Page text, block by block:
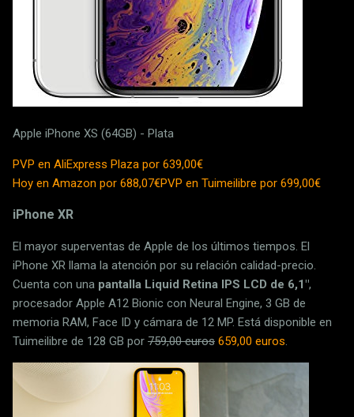
Apple iPhone XS (64GB) - Plata
PVP en AliExpress Plaza por 639,00€
Hoy en Amazon por 688,07€PVP en Tuimeilibre por 699,00€
iPhone XR
El mayor superventas de Apple de los últimos tiempos. El
iPhone XR llama la atención por su relación calidad-precio.
Cuenta con una pantalla Liquid Retina IPS LCD de 6,1",
procesador Apple A12 Bionic con Neural Engine, 3 GB de
memoria RAM, Face ID y cámara de 12 MP. Está disponible en
Tuimeilibre de 128 GB por 759,00 euros 659,00 euros.